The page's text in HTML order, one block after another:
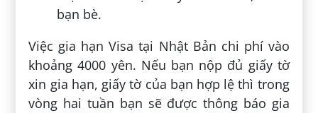
bạn bè.
Việc gia hạn Visa tại Nhật Bản chi phí vào
khoảng 4000 yên. Nếu bạn nộp đủ giấy tờ
xin gia hạn, giấy tờ của bạn hợp lệ thì trong
vòng hai tuần bạn sẽ được thông báo gia